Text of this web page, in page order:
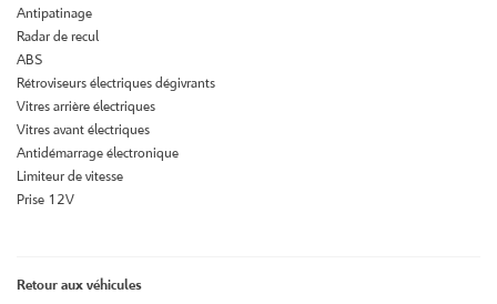
Antipatinage
Radar de recul
ABS
Rétroviseurs électriques dégivrants
Vitres arrière électriques
Vitres avant électriques
Antidémarrage électronique
Limiteur de vitesse
Prise 12V
Retour aux véhicules